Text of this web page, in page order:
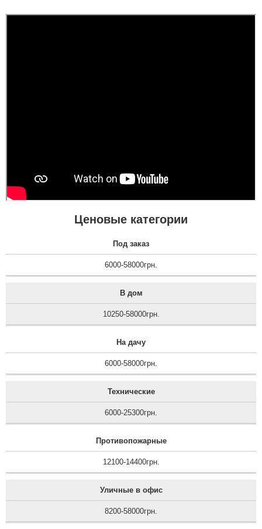
Ценовые категории
Под заказ
6000-58000грн.
В дом
10250-58000грн.
На дачу
6000-58000грн.
Технические
6000-25300грн.
Противопожарные
12100-14400грн.
Уличные в офис
8200-58000грн.